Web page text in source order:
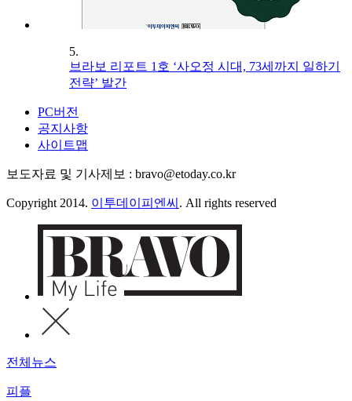
5.
브라보 리포트 1호 ‘사오정 시대, 73세까지 일하기
전략’ 발간
PC버전
공지사항
사이트맵
보도자료 및 기사제보 : bravo@etoday.co.kr
Copyright 2014. 이투데이피엔씨 . All rights reserved
전체뉴스
피플